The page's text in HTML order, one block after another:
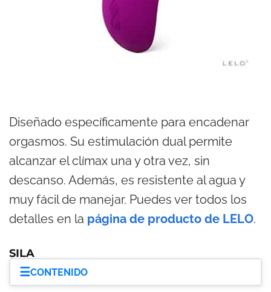
☰CONTENIDO
Diseñado específicamente para encadenar
orgasmos. Su estimulación dual permite
alcanzar el clímax una y otra vez, sin
descanso. Además, es resistente al agua y
muy fácil de manejar. Puedes ver todos los
detalles en la página de producto de LELO.
SILA